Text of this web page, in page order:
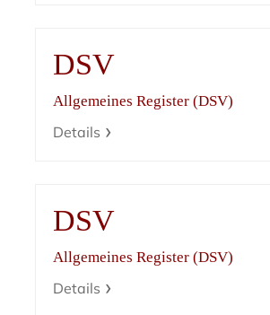
DSV
Allgemeines Register (DSV)
Details
DSV
Allgemeines Register (DSV)
Details